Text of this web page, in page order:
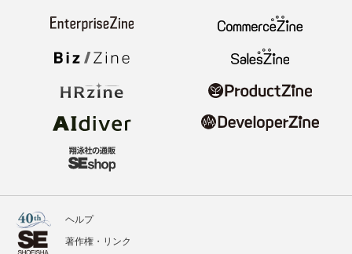
ヘルプ
著作権・リンク